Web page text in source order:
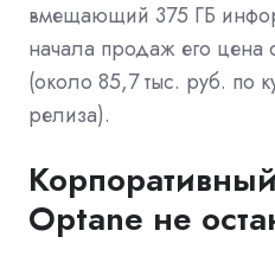
вмещающий 375 ГБ
начала продаж его цена
(около 85,7 тыс. руб. по
релиза).
Optane не